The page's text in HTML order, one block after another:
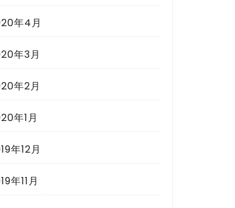
年4月
年3月
年2月
年1月
年12月
年11月